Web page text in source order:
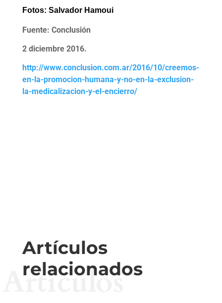
Fotos: Salvador Hamoui
Fuente: Conclusión
2 diciembre 2016.
http://www.conclusion.com.ar/2016/10/creemos-
en-la-promocion-humana-y-no-en-la-exclusion-
la-medicalizacion-y-el-encierro/
Artículos
relacionados
Artículos